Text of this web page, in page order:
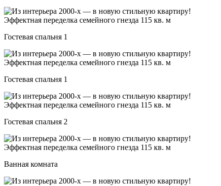
Гостевая спальня 1
Гостевая спальня 1
Гостевая спальня 2
Ванная комната